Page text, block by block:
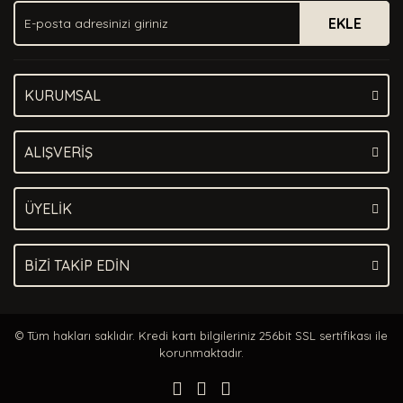
EKLE
KURUMSAL
ALIŞVERİŞ
ÜYELİK
BİZİ TAKİP EDİN
© Tüm hakları saklıdır. Kredi kartı bilgileriniz 256bit SSL sertifikası ile
korunmaktadır.